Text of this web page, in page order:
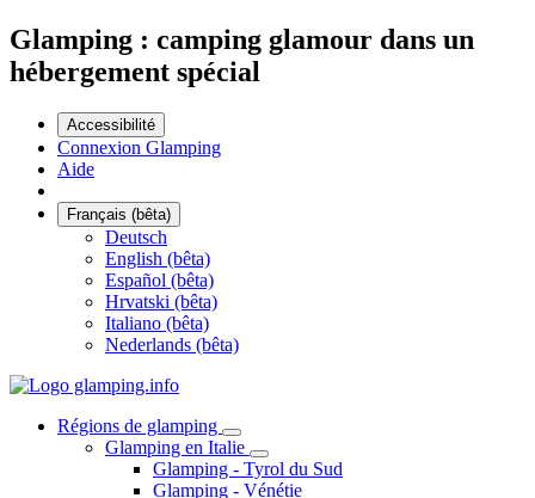
Glamping : camping glamour dans un
hébergement spécial
Accessibilité
Connexion Glamping
Aide
Français (bêta)
Deutsch
English (bêta)
Español (bêta)
Hrvatski (bêta)
Italiano (bêta)
Nederlands (bêta)
Régions de glamping
Glamping en Italie
Glamping - Tyrol du Sud
Glamping - Vénétie